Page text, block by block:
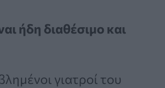
ήδη διαθέσιμο και
γιατροί του